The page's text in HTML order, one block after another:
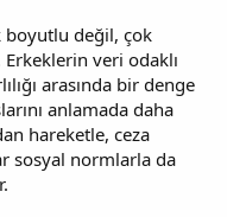
boyutlu değil, çok
veri odaklı
arasında bir denge
anlamada daha
hareketle, ceza
sosyal normlarla da